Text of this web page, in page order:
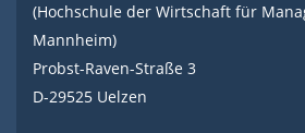
(Hochschule der Wirtschaft für
Mannheim)
Probst-Raven-Straße 3
D-29525 Uelzen